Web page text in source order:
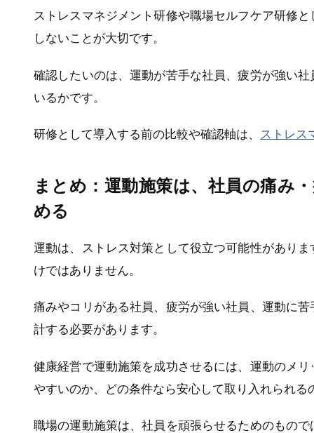
ストレスマネジメント研修や職場セルフケア研修
しないことが大切です。
確認したいのは、運動が苦手な社員、疲労が強い
いるかです。
研修として導入する前の比較や確認軸は、 ストレス
まとめ：運動施策は、社員の痛み
める
運動は、ストレス対策として役立つ可能性があり
けではありません。
痛みやコリがある社員、疲労が強い社員、運動に
計する必要があります。
健康経営で運動施策を成功させるには、運動のメ
やすいのか、どの条件なら安心して取り入れられ
職場の運動施策は、社員を頑張らせるためのもの